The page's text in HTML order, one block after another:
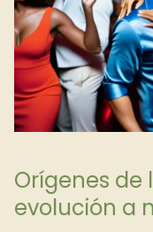
Orígenes de
evolución a